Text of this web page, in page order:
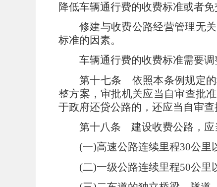
降低车辆通行费的收费标准或者免
修建与收费公路经营管理无
标准的因素。
车辆通行费的收费标准需要
第十七条 依照本条例规定
整方案，审批机关应当自审查批
于政府还贷公路的，还应当自审查
第十八条 建设收费公路，应
(一)高速公路连续里程30公里
(二)一级公路连续里程50公里